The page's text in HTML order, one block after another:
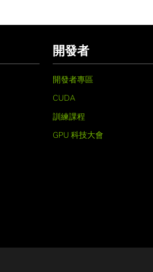
開發者
開發者專區
CUDA
訓練課程
GPU 科技大會